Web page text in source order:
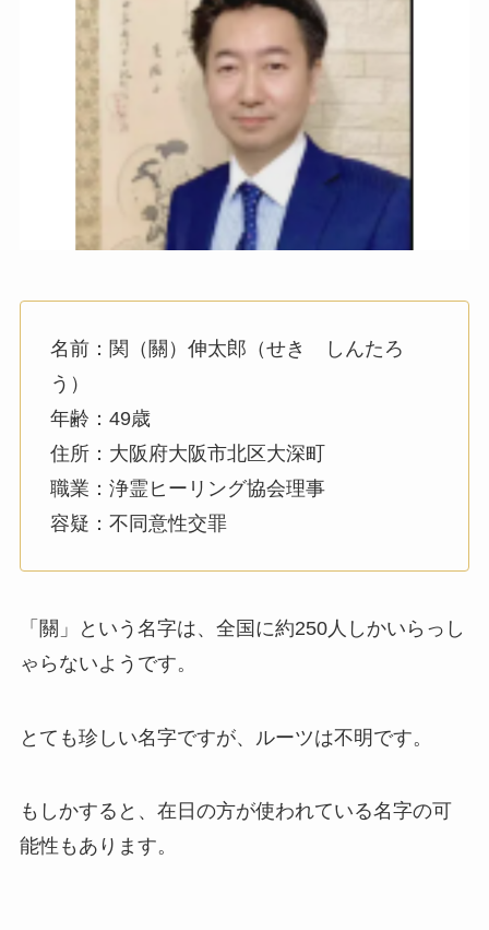
名前：関（ 關） 伸太郎（せき しんたろ
う）
年齢：49歳
住所：大阪府大阪市北区大深町
職業：浄霊ヒーリング協会理事
容疑：不同意性交罪
「關」という名字は、全国に約250人しかいらっし
ゃらないようです。
とても珍しい名字ですが、ルーツは不明です。
もしかすると、在日の方が使われている名字の可
能性もあります。